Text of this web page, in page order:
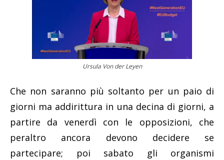
Ursula Von der Leyen
Che non saranno più soltanto per un paio di
giorni ma addirittura in una decina di giorni, a
partire da venerdì con le opposizioni, che
peraltro ancora devono decidere se
partecipare; poi sabato gli organismi